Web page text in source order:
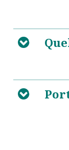
5
Urbis
Omnia.
B
https://
B